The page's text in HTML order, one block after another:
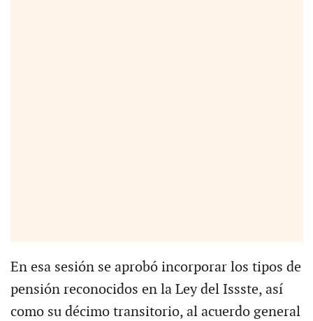
En esa sesión se aprobó incorporar los tipos de
pensión reconocidos en la Ley del Issste, así
como su décimo transitorio, al acuerdo general